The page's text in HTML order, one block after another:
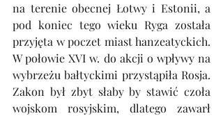
na terenie obecnej Łotwy i Estonii, a
pod koniec tego wieku Ryga została
przyjęta w poczet miast hanzeatyckich.
W połowie XVI w. do akcji o wpływy na
wybrzeżu bałtyckimi przystąpiła Rosja.
Zakon był zbyt słaby by stawić czoła
wojskom rosyjskim, dlatego zawarł